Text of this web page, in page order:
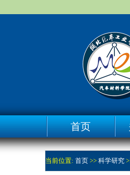
首页
当前位置: 首页 >> 科学研究